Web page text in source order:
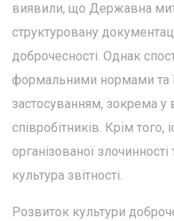
виявили, що Державна
структуровану
доброчесності. Однак
формальними нормами та
застосуванням, зокрема у
співробітників. Крім
організованої
культура звітності.
Розвиток культури